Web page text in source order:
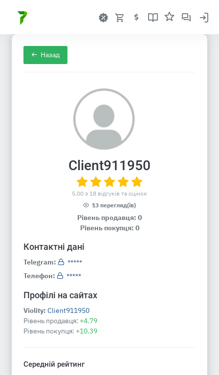
Назад
Client911950
5.00 з 18 відгуків та оцінок
13 перегляд(ів)
Рівень продавця: 0
Рівень покупця: 0
Контактні дані
Telegram:
*****
Телефон:
*****
Профілі на сайтах
Violity: Client911950
Рівень продавця: +4.79
Рівень покупця: +10.39
Середній рейтинг